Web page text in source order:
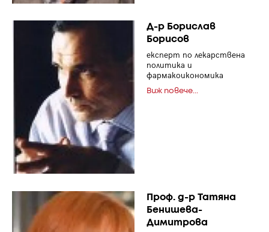
Д-р Борислав
Борисов
експерт по лекарствена
политика и
фармакоикономика
Виж повече...
Проф. д-р Татяна
Бенишева-
Димитрова